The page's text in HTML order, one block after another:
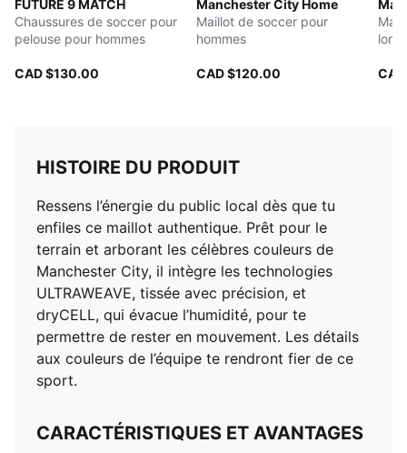
FUTURE 9 MATCH
Chaussures de soccer pour
pelouse pour hommes
CAD $130.00
Manchester City Home
Maillot de soccer pour
hommes
CAD $120.00
HISTOIRE DU PRODUIT
Ressens l’énergie du public local dès que tu
enfiles ce maillot authentique. Prêt pour le
terrain et arborant les célèbres couleurs de
Manchester City, il intègre les technologies
ULTRAWEAVE, tissée avec précision, et
dryCELL, qui évacue l’humidité, pour te
permettre de rester en mouvement. Les détails
aux couleurs de l’équipe te rendront fier de ce
sport.
CARACTÉRISTIQUES ET AVANTAGES